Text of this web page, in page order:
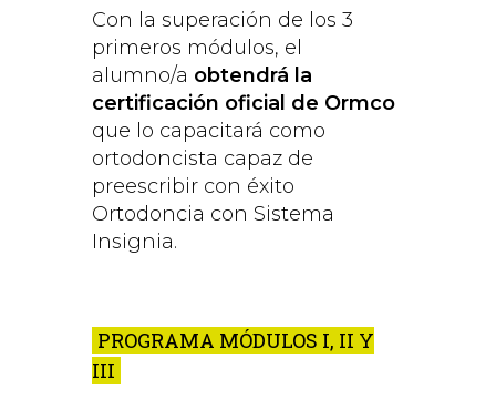
Con la superación de los 3
primeros módulos, el
alumno/a obtendrá la
certificación oficial de Ormco
que lo capacitará como
ortodoncista capaz de
preescribir con éxito
Ortodoncia con Sistema
Insignia.
PROGRAMA MÓDULOS I, II Y
III